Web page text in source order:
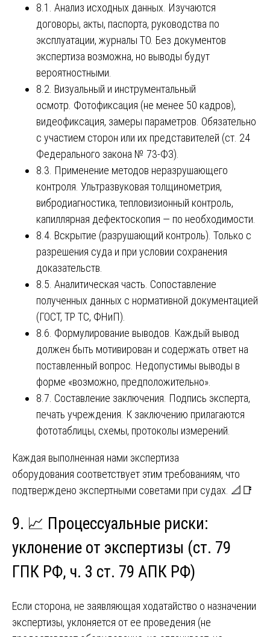
8.1. Анализ исходных данных. Изучаются
договоры, акты, паспорта, руководства по
эксплуатации, журналы ТО. Без документов
экспертиза возможна, но выводы будут
вероятностными.
8.2. Визуальный и инструментальный
осмотр. Фотофиксация (не менее 50 кадров),
видеофиксация, замеры параметров. Обязательно
с участием сторон или их представителей (ст. 24
Федерального закона № 73-ФЗ).
8.3. Применение методов неразрушающего
контроля. Ультразвуковая толщинометрия,
вибродиагностика, тепловизионный контроль,
капиллярная дефектоскопия — по необходимости.
8.4. Вскрытие (разрушающий контроль). Только с
разрешения суда и при условии сохранения
доказательств.
8.5. Аналитическая часть. Сопоставление
полученных данных с нормативной документацией
(ГОСТ, ТР ТС, ФНиП).
8.6. Формулирование выводов. Каждый вывод
должен быть мотивирован и содержать ответ на
поставленный вопрос. Недопустимы выводы в
форме «возможно, предположительно».
8.7. Составление заключения. Подпись эксперта,
печать учреждения. К заключению прилагаются
фототаблицы, схемы, протоколы измерений.
Каждая выполненная нами экспертиза
оборудования соответствует этим требованиям, что
подтверждено экспертными советами при судах. 📐📑
9. 📈 Процессуальные риски:
уклонение от экспертизы (ст. 79
ГПК РФ, ч. 3 ст. 79 АПК РФ)
Если сторона, не заявляющая ходатайство о назначении
экспертизы, уклоняется от ее проведения (не